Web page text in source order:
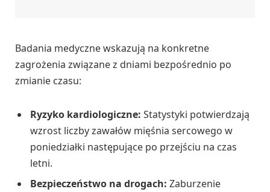
Badania medyczne wskazują na konkretne
zagrożenia związane z dniami bezpośrednio po
zmianie czasu:
Ryzyko kardiologiczne: Statystyki potwierdzają
wzrost liczby zawałów mięśnia sercowego w
poniedziałki następujące po przejściu na czas
letni.
Bezpieczeństwo na drogach: Zaburzenie